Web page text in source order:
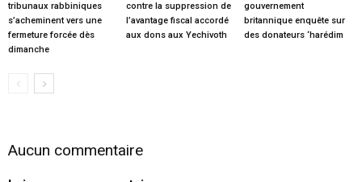
tribunaux rabbiniques
s’acheminent vers une
fermeture forcée dès
dimanche
contre la suppression de
l’avantage fiscal accordé
aux dons aux Yechivoth
gouvernement
britannique enquête sur
des donateurs ‘harédim
Aucun commentaire